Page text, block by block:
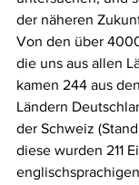
der näheren
Von den über
die uns aus allen
kamen 244 aus
Ländern
der Schweiz
diese wurden 211